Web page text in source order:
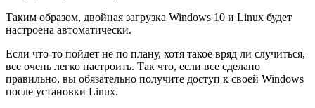
Таким образом, двойная загрузка Windows 10 и Linux будет
настроена автоматически.
Если что-то пойдет не по плану, хотя такое вряд ли случиться,
все очень легко настроить. Так что, если все сделано
правильно, вы обязательно получите доступ к своей Windows
после установки Linux.